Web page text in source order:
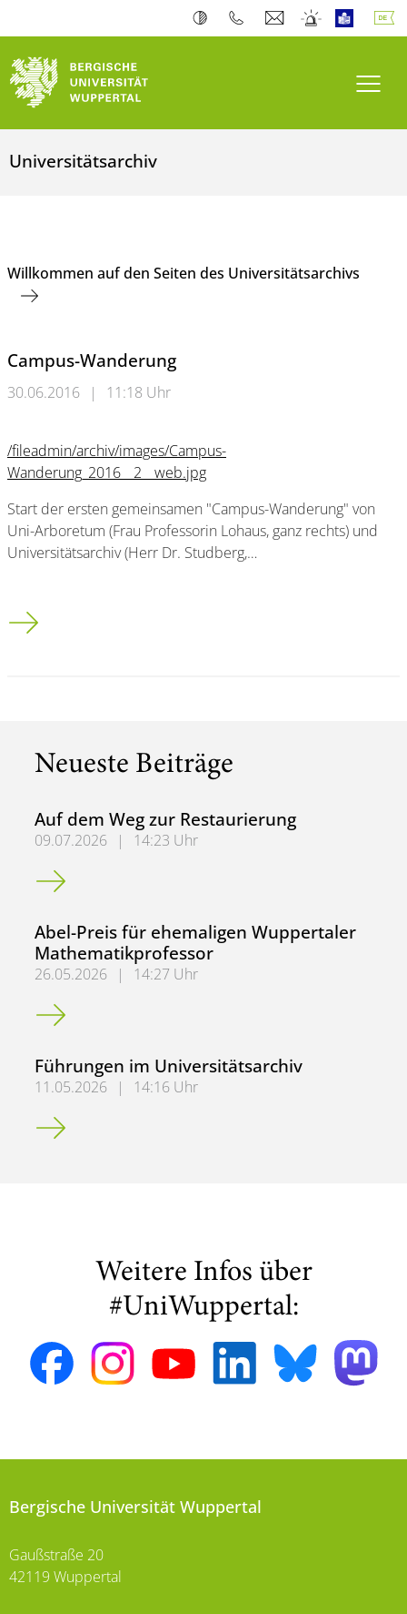
Universitätsarchiv
Willkommen auf den Seiten des Universitätsarchivs
Campus-Wanderung
30.06.2016 | 11:18 Uhr
/fileadmin/archiv/images/Campus-
Wanderung_2016__2__web.jpg
Start der ersten gemeinsamen "Campus-Wanderung" von
Uni-Arboretum (Frau Professorin Lohaus, ganz rechts) und
Universitätsarchiv (Herr Dr. Studberg,…
Campus-Wanderung
Neueste Beiträge
Auf dem Weg zur Restaurierung
09.07.2026 |
14:23 Uhr
Auf dem Weg zur Restaurierung
Abel-Preis für ehemaligen Wuppertaler
Mathematikprofessor
26.05.2026 |
14:27 Uhr
Abel-Preis für ehemaligen Wuppertaler
Führungen im Universitätsarchiv
11.05.2026 |
14:16 Uhr
Führungen im Universitätsarchiv
Weitere Infos über
#UniWuppertal:
Bergische Universität Wuppertal
Gaußstraße 20
42119 Wuppertal